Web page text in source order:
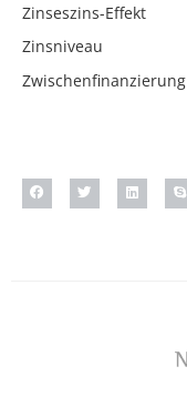
Zinseszins-Effekt
Zinsniveau
Zwischenfinanzierung